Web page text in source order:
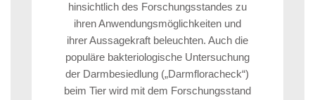
hinsichtlich des Forschungsstandes zu
ihren Anwendungsmöglichkeiten und
ihrer Aussagekraft beleuchten. Auch die
populäre bakteriologische Untersuchung
der Darmbesiedlung („Darmfloracheck“)
beim Tier wird mit dem Forschungsstand